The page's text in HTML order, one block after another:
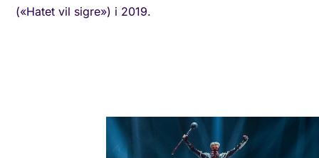
(«Hatet vil sigre») i 2019.